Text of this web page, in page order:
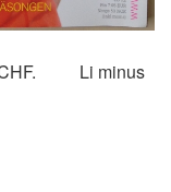
LCHF. Li minus